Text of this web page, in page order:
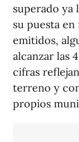
superado ya
su puesta
emitidos,
alcanzar las
cifras
terreno y
propios